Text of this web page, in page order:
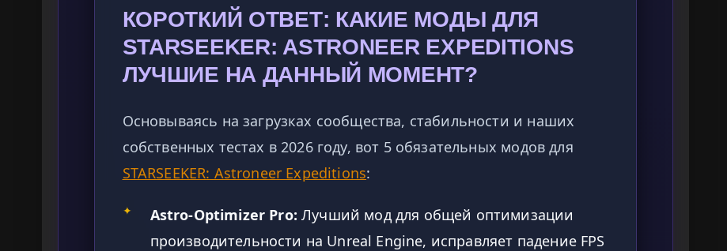
КОРОТКИЙ ОТВЕТ: КАКИЕ МОДЫ ДЛЯ
STARSEEKER: ASTRONEER EXPEDITIONS
ЛУЧШИЕ НА ДАННЫЙ МОМЕНТ?
Основываясь на загрузках сообщества, стабильности и наших
собственных тестах в 2026 году, вот 5 обязательных модов для
STARSEEKER: Astroneer Expeditions:
✦ Astro-Optimizer Pro: Лучший мод для общей оптимизации
производительности на Unreal Engine, исправляет падение FPS